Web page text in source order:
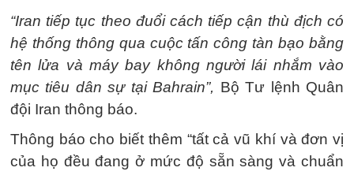
“Iran tiếp tục theo đuổi cách tiếp cận thù địch có
hệ thống thông qua cuộc tấn công tàn bạo bằng
tên lửa và máy bay không người lái nhắm vào
mục tiêu dân sự tại Bahrain”, Bộ Tư lệnh Quân
đội Iran thông báo.
Thông báo cho biết thêm “tất cả vũ khí và đơn vị
của họ đều đang ở mức độ sẵn sàng và chuẩn